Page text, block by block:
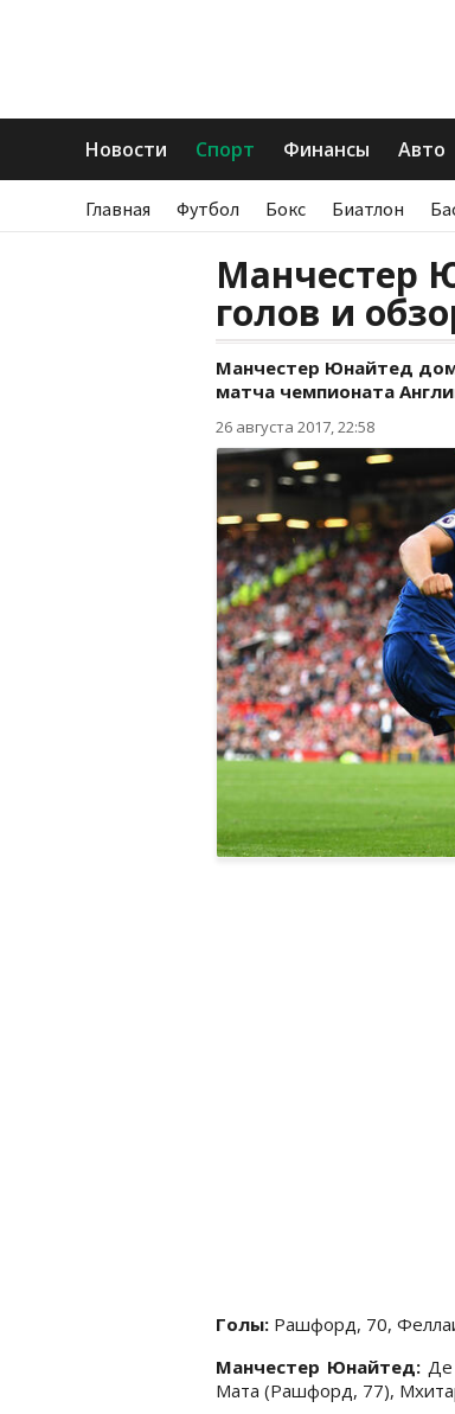
Новости Спорт Финансы Авто
Главная Футбол Бокс Биатлон
Манчестер
голов и
Манчестер Юнайтед
матча чемпионата
26 августа 2017, 22:58
Голы: Рашфорд, 70,
Манчестер Юнайтед:
Мата (Рашфорд, 77),